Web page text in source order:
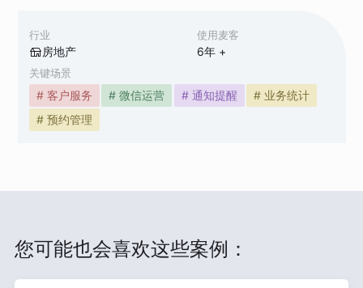
行业
房地产
使用麦客
6年 +
关键场景
# 客户服务 # 微信运营 # 通知提醒
# 业务统计
# 预约管理
您可能也会喜欢这些案例：